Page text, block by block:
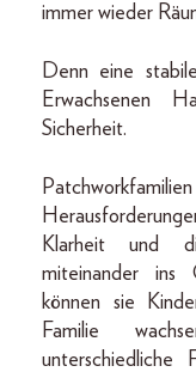
immer wieder
Denn eine
Erwachsenen
Sicherheit.
Klarheit und
miteinander ins
können sie
Familie
unterschiedliche